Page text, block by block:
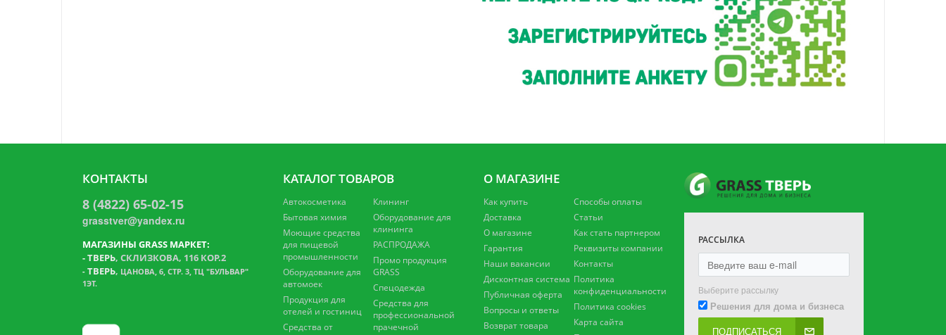
КОНТАКТЫ
8 (4822) 65-02-15
grasstver@yandex.ru
МАГАЗИНЫ GRASS МАРКЕТ:
-ТВЕРЬ, СКЛИЗКОВА, 116 КОР.2
- ТВЕРЬ, ЦАНОВА, 6, СТР. 3, ТЦ "БУЛЬВАР"
1ЭТ.
КАТАЛОГ ТОВАРОВ
Автокосметика
Бытовая химия
Моющие средства
для пищевой
промышленности
Оборудование для
автомоек
Продукция для
отелей и гостиниц
Средства от
Клининг
Оборудование для
клининга
РАСПРОДАЖА
Промо продукция
GRASS
Спецодежда
Средства для
профессиональной
прачечной
О МАГАЗИНЕ
Как купить
Доставка
О магазине
Гарантия
Наши вакансии
Дисконтная система
Публичная оферта
Вопросы и ответы
Возврат товара
Способы оплаты
Статьи
Как стать партнером
Реквизиты компании
Контакты
Политика
конфиденциальности
Политика cookies
Карта сайта
РАССЫЛКА
Выберите рассылку
Решения для дома и бизнеса
ПОДПИСАТЬСЯ